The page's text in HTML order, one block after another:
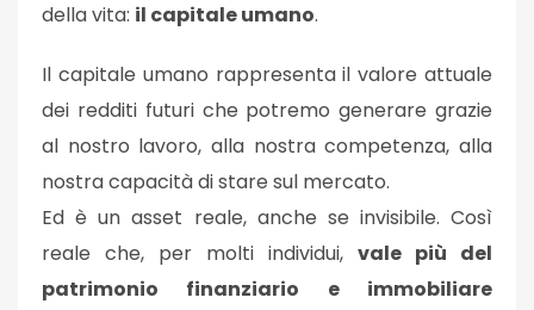
della vita: il capitale umano.
Il capitale umano rappresenta il valore attuale
dei redditi futuri che potremo generare grazie
al nostro lavoro, alla nostra competenza, alla
nostra capacità di stare sul mercato.
Ed è un asset reale, anche se invisibile. Così
reale che, per molti individui, vale più del
patrimonio finanziario e immobiliare